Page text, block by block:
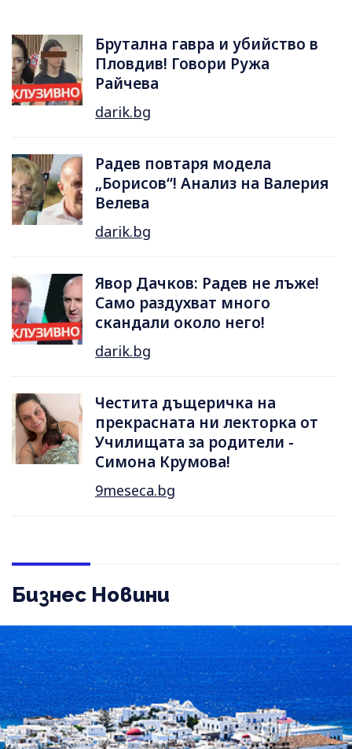
Брутална гавра и убийство в
Пловдив! Говори Ружа
Райчева
darik.bg
Радев повтаря модела
„Борисов“! Анализ на Валерия
Велева
darik.bg
Явор Дачков: Радев не лъже!
Само раздухват много
скандали около него!
darik.bg
Честита дъщеричка на
прекрасната ни лекторка от
Училищата за родители -
Симона Крумова!
9meseca.bg
Бизнес Новини